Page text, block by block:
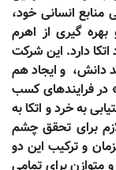
منابع انسانی خود،
بهرهگیری از اهرم
اتکا دارد. این شرکت
دانش، و ایجاد هم
در فرایندهای کسب
به خرد و اتکا به
برای تحقق چشم
و ترکیب این دو